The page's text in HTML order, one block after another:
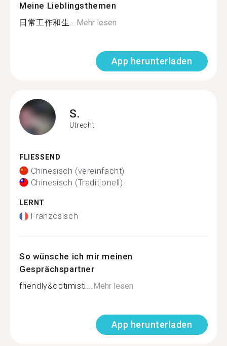
Meine Lieblingsthemen
日常工作和生...Mehr lesen
App herunterladen
S.
Utrecht
FLIESSEND
Chinesisch (vereinfacht)
Chinesisch (Traditionell)
LERNT
Französisch
So wünsche ich mir meinen
Gesprächspartner
friendly&optimisti...Mehr lesen
App herunterladen